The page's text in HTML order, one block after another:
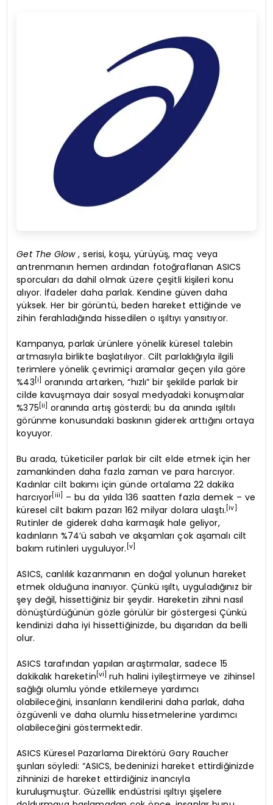
Get The Glow, serisi, koşu, yürüyüş, maç veya
antrenmanın hemen ardından fotoğraflanan ASICS
sporcuları da dahil olmak üzere çeşitli kişileri konu
alıyor. İfadeler daha parlak. Kendine güven daha
yüksek. Her bir görüntü, beden hareket ettiğinde ve
zihin ferahladığında hissedilen o ışıltıyı yansıtıyor.
Kampanya, parlak ürünlere yönelik küresel talebin
artmasıyla birlikte başlatılıyor. Cilt parlaklığıyla ilgili
terimlere yönelik çevrimiçi aramalar geçen yıla göre
%43 [i]
oranında artarken, “hızlı” bir şekilde parlak bir
cilde kavuşmaya dair sosyal medyadaki konuşmalar
%375 [ii]
oranında artış gösterdi; bu da anında ışıltılı
görünme konusundaki baskının giderek arttığını ortaya
koyuyor.
Bu arada, tüketiciler parlak bir cilt elde etmek için her
zamankinden daha fazla zaman ve para harcıyor.
Kadınlar cilt bakımı için günde ortalama 22 dakika
harcıyor [iii]
– bu da yılda 136 saatten fazla demek – ve
küresel cilt bakım pazarı 162 milyar dolara ulaştı. [iv]
Rutinler de giderek daha karmaşık hale geliyor,
kadınların %74’ü sabah ve akşamları çok aşamalı cilt
bakım rutinleri uyguluyor. [v]
ASICS, canlılık kazanmanın en doğal yolunun hareket
etmek olduğuna inanıyor. Çünkü ışıltı, uyguladığınız bir
şey değil, hissettiğiniz bir şeydir. Hareketin zihni nasıl
dönüştürdüğünün gözle görülür bir göstergesi Çünkü
kendinizi daha iyi hissettiğinizde, bu dışarıdan da belli
olur.
ASICS tarafından yapılan araştırmalar, sadece 15
dakikalık hareketin [vi]ruh halini iyileştirmeye ve zihinsel
sağlığı olumlu yönde etkilemeye yardımcı
olabileceğini, insanların kendilerini daha parlak, daha
özgüvenli ve daha olumlu hissetmelerine yardımcı
olabileceğini göstermektedir.
ASICS Küresel Pazarlama Direktörü Gary Raucher
şunları söyledi: “ASICS, bedeninizi hareket ettirdiğinizde
zihninizi de hareket ettirdiğiniz inancıyla
kuruluşmuştur. Güzellik endüstrisi ışıltıyı şişelere